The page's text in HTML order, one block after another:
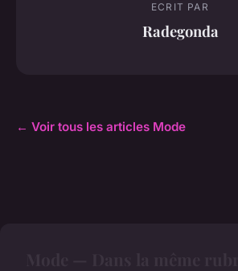
ECRIT PAR
Radegonda
← Voir tous les articles Mode